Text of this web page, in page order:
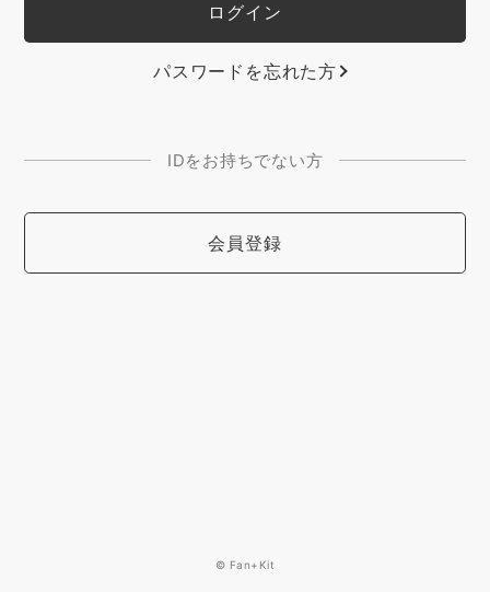
パスワードを忘れた方
IDをお持ちでない方
会員登録
© Fan+Kit